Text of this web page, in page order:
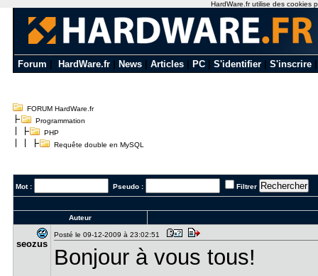
Forum HardWare.fr News Articles PC S'identifier S'inscrire
FORUM HardWare.fr
Programmation
PHP
Requête double en MySQL
Mot : Pseudo : Filtrer
Auteur
seozus
Posté le 09-12-2009 à 23:02:51
Bonjour à vous tous!
HardWare.fr utilise des cookies